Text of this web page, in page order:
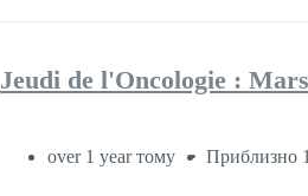
Jeudi de l'Oncologie :
over 1 year тому Приблизно